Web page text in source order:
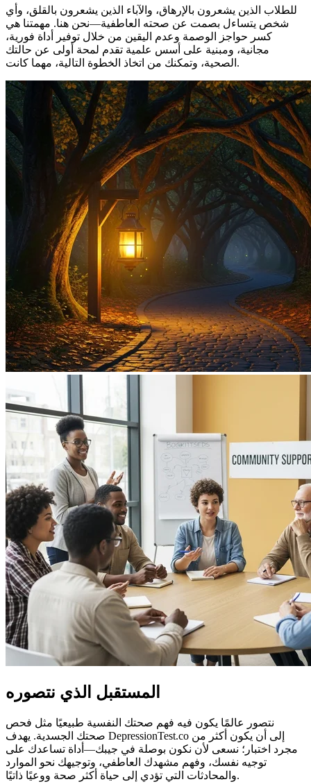
للطلاب الذين يشعرون بالإرهاق، والآباء الذين يشعرون بالقلق، وأي
شخص يتساءل بصمت عن صحته العاطفية—نحن هنا. مهمتنا هي
كسر حواجز الوصمة وعدم اليقين من خلال توفير أداة فورية،
مجانية، ومبنية على أسس علمية تقدم لمحة أولى عن حالتك
الصحية، وتمكنك من اتخاذ الخطوة التالية، مهما كانت.
المستقبل الذي نتصوره
نتصور عالمًا يكون فيه فهم صحتك النفسية طبيعيًا مثل فحص
صحتك الجسدية. يهدف DepressionTest.co إلى أن يكون أكثر من
مجرد اختبار؛ نسعى لأن نكون بوصلة في جيبك—أداة تساعدك على
توجيه نفسك، وفهم مشهدك العاطفي، وتوجيهك نحو الموارد
والمحادثات التي تؤدي إلى حياة أكثر صحة ووعيًا ذاتيًا.